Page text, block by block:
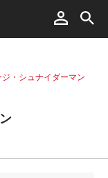
・シュナイダーマン